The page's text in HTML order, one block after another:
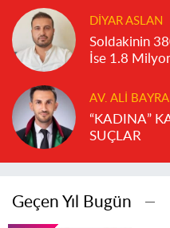
DIYAR ASLAN
Soldakinin
İse 1.8
AV. ALI
“KADINA”
SUÇLAR
Geçen Yıl Bugün